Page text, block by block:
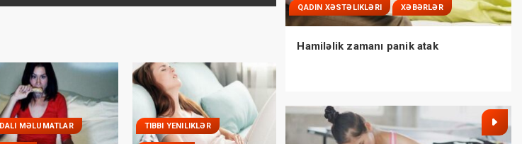
MƏLUMATLAR TIBBI YENILIKLƏR
QADIN XƏSTƏLIKLƏRI XƏBƏRLƏR
Hamiləlik zamanı panik atak